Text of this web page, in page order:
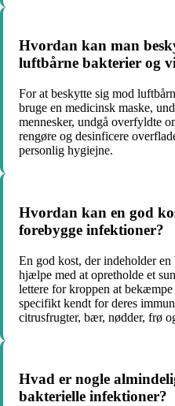
Hvordan kan man
luftbårne bakterier og
For at beskytte sig mod
bruge en medicinsk maske,
mennesker, undgå overfyldte
rengøre og desinficere
personlig hygiejne.
Hvordan kan en god
forebygge infektioner?
En god kost, der indeholder
hjælpe med at opretholde et
lettere for kroppen at
specifikt kendt for deres
citrusfrugter, bær, nødder, frø
Hvad er nogle
bakterielle infektioner?